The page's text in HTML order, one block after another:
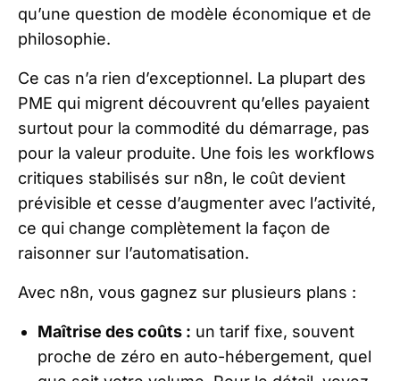
qu’une question de modèle économique et de
philosophie.
Ce cas n’a rien d’exceptionnel. La plupart des
PME qui migrent découvrent qu’elles payaient
surtout pour la commodité du démarrage, pas
pour la valeur produite. Une fois les workflows
critiques stabilisés sur n8n, le coût devient
prévisible et cesse d’augmenter avec l’activité,
ce qui change complètement la façon de
raisonner sur l’automatisation.
Avec n8n, vous gagnez sur plusieurs plans :
Maîtrise des coûts : un tarif fixe, souvent
proche de zéro en auto-hébergement, quel